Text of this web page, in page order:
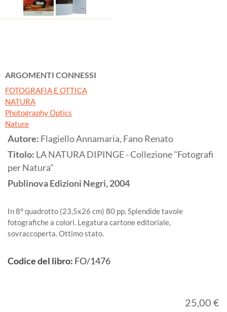
ARGOMENTI CONNESSI
FOTOGRAFIA E OTTICA
NATURA
Photography Optics
Nature
Autore: Flagiello Annamaria, Fano Renato
Titolo: LA NATURA DIPINGE - Collezione "Fotografi
per Natura"
Publinova Edizioni Negri,2004
In 8° quadrotto (23,5x26 cm) 80 pp. Splendide tavole
fotografiche a colori. Legatura cartone editoriale,
sovraccoperta. Ottimo stato.
Codice del libro: FO/1476
25,00 €